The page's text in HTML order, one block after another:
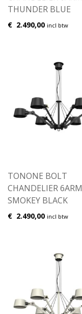
THUNDER BLUE
€ 2.490,00 incl btw
TONONE BOLT
CHANDELIER 6ARM
SMOKEY BLACK
€ 2.490,00 incl btw